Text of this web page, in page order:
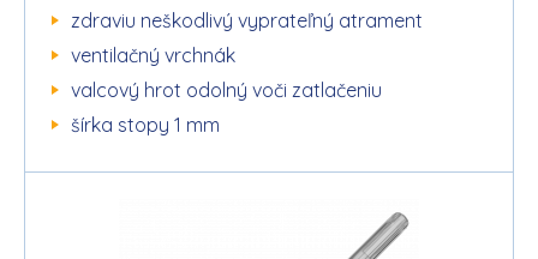
zdraviu neškodlivý vyprateľný atrament
ventilačný vrchnák
valcový hrot odolný voči zatlačeniu
šírka stopy 1 mm